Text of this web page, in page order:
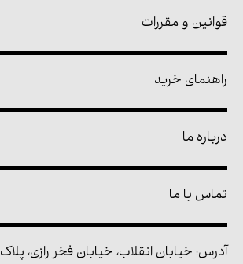
قوانین و مقررات
راهنمای خرید
درباره ما
تماس با ما
آدرس: خیابان انقلاب، خیابان فخر رازی، پلاک